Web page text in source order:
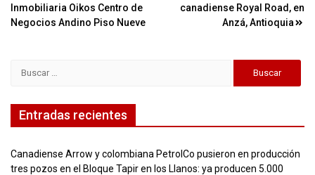
entradas
Inmobiliaria Oikos Centro de
Negocios Andino Piso Nueve
canadiense Royal Road, en
Anzá, Antioquia
Entradas recientes
Canadiense Arrow y colombiana PetrolCo pusieron en producción
tres pozos en el Bloque Tapir en los Llanos: ya producen 5.000